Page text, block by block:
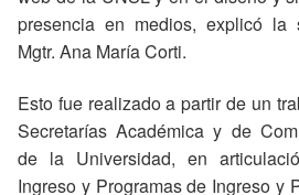
presencia en medios, explicó la
Mgtr. Ana María Corti.
Esto fue realizado a partir de un
Secretarías Académica y de
de la Universidad, en
Ingreso y Programas de Ingreso y